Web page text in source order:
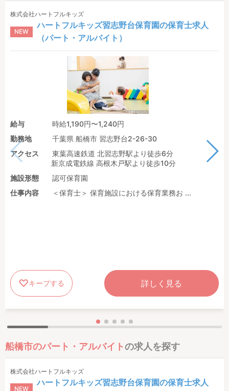
株式会社ハートフルキッズ
NEW
ハートフルキッズ習志野台保育園の保育士求人
（パート・アルバイト）
給与
時給1,190円〜1,240円
勤務地
千葉県 船橋市 習志野台2-26-30
アクセス
東葉高速鉄道 北習志野駅より徒歩6分
新京成電鉄線 高根木戸駅より徒歩10分
施設形態
認可保育園
仕事内容
＜保育士＞ 保育施設における保育業務お ...
キープする 詳しく見る
船橋市のパート・アルバイトの求人を探す
株式会社ハートフルキッズ
NEW
ハートフルキッズ習志野台保育園の保育士求人